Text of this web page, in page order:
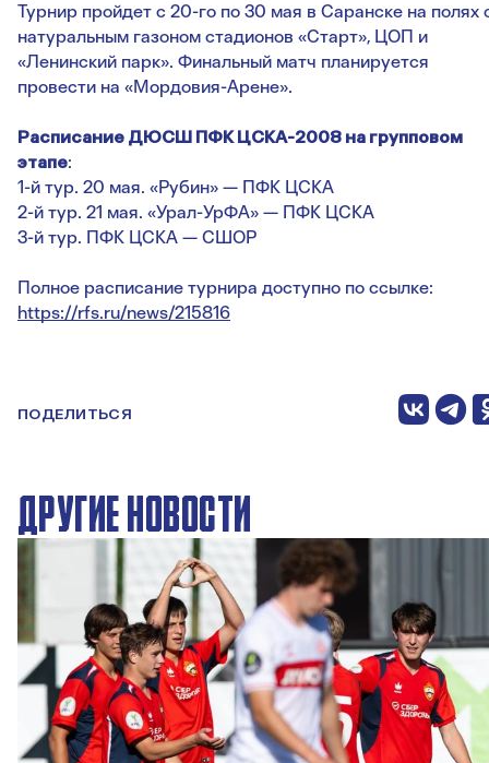
Турнир пройдет с 20-го по 30 мая в Саранске на полях
натуральным газоном стадионов «Старт», ЦОП и
«Ленинский парк». Финальный матч планируется
провести на «Мордовия-Арене».
Расписание ДЮСШ ПФК ЦСКА-2008 на групповом
этапе:
1-й тур. 20 мая. «Рубин» — ПФК ЦСКА
2-й тур. 21 мая. «Урал-УрФА» — ПФК ЦСКА
3-й тур. ПФК ЦСКА — СШОР
Полное расписание турнира доступно по ссылке:
https://rfs.ru/news/215816
ПОДЕЛИТЬСЯ
ДРУГИЕ НОВОСТИ